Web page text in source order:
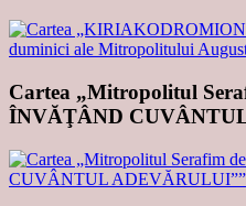
Cartea „Mitropolitul
ÎNVĂŢÂND